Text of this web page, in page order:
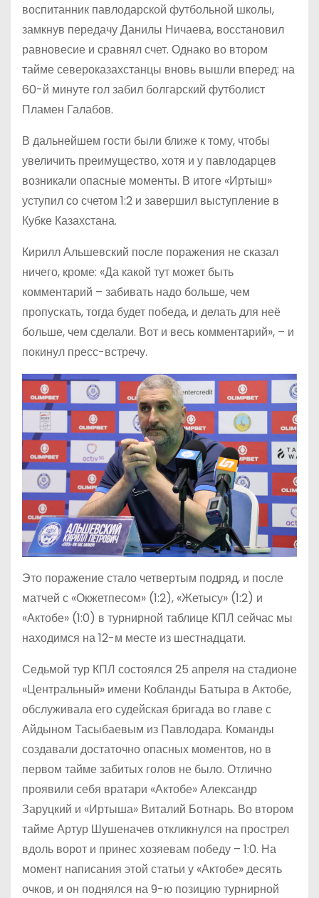
воспитанник павлодарской футбольной школы,
замкнув передачу Данилы Ничаева, восстановил
равновесие и сравнял счет. Однако во втором
тайме североказахстанцы вновь вышли вперед: на
60-й минуте гол забил болгарский футболист
Пламен Галабов.
В дальнейшем гости были ближе к тому, чтобы
увеличить преимущество, хотя и у павлодарцев
возникали опасные моменты. В итоге «Иртыш»
уступил со счетом 1:2 и завершил выступление в
Кубке Казахстана.
Кирилл Альшевский после поражения не сказал
ничего, кроме: «Да какой тут может быть
комментарий – забивать надо больше, чем
пропускать, тогда будет победа, и делать для неё
больше, чем сделали. Вот и весь комментарий», – и
покинул пресс-встречу.
Это поражение стало четвертым подряд, и после
матчей с «Окжетпесом» (1:2), «Жетысу» (1:2) и
«Актобе» (1:0) в турнирной таблице КПЛ сейчас мы
находимся на 12-м месте из шестнадцати.
Седьмой тур КПЛ состоялся 25 апреля на стадионе
«Центральный» имени Кобланды Батыра в Актобе,
обслуживала его судейская бригада во главе с
Айдыном Тасыбаевым из Павлодара. Команды
создавали достаточно опасных моментов, но в
первом тайме забитых голов не было. Отлично
проявили себя вратари «Актобе» Александр
Заруцкий и «Иртыша» Виталий Ботнарь. Во втором
тайме Артур Шушеначев откликнулся на прострел
вдоль ворот и принес хозяевам победу – 1:0. На
момент написания этой статьи у «Актобе» десять
очков, и он поднялся на 9-ю позицию турнирной